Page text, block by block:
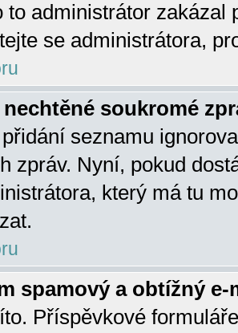
to administrátor zakázal
se administrátora,
soukromé
seznamu
zpráv. Nyní, pokud
který má tu
spamový a obtížný
Příspěvkové